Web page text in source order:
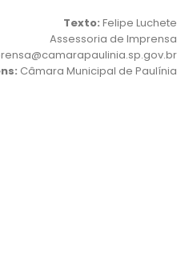
Texto: Felipe Luchete
Assessoria de Imprensa
Câmara Municipal de Paulínia